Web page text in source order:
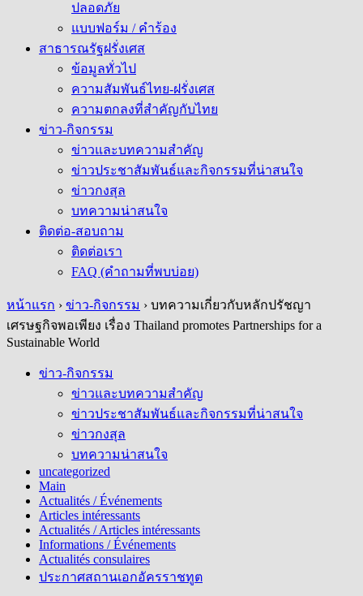
ปลอดภัย
แบบฟอร์ม / คำร้อง
สาธารณรัฐฝรั่งเศส
ข้อมูลทั่วไป
ความสัมพันธ์ไทย-ฝรั่งเศส
ความตกลงที่สำคัญกับไทย
ข่าว-กิจกรรม
ข่าวและบทความสำคัญ
ข่าวประชาสัมพันธ์และกิจกรรมที่น่าสนใจ
ข่าวกงสุล
บทความน่าสนใจ
ติดต่อ-สอบถาม
ติดต่อเรา
FAQ (คำถามที่พบบ่อย)
หน้าแรก › ข่าว-กิจกรรม › บทความเกี่ยวกับหลักปรัชญา
เศรษฐกิจพอเพียง เรื่อง Thailand promotes Partnerships for a
Sustainable World
ข่าว-กิจกรรม
ข่าวและบทความสำคัญ
ข่าวประชาสัมพันธ์และกิจกรรมที่น่าสนใจ
ข่าวกงสุล
บทความน่าสนใจ
uncategorized
Main
Actualités / Événements
Articles intéressants
Actualités / Articles intéressants
Informations / Événements
Actualités consulaires
ประกาศสถานเอกอัครราชทูต